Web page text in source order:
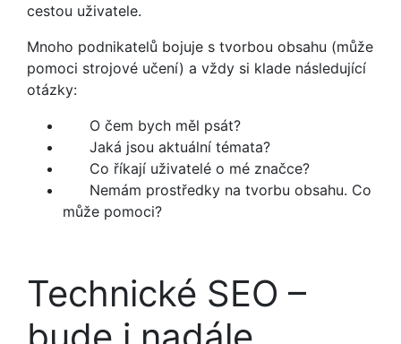
cestou uživatele.
Mnoho podnikatelů bojuje s tvorbou obsahu (může
pomoci strojové učení) a vždy si klade následující
otázky:
O čem bych měl psát?
Jaká jsou aktuální témata?
Co říkají uživatelé o mé značce?
Nemám prostředky na tvorbu obsahu. Co
může pomoci?
Technické SEO –